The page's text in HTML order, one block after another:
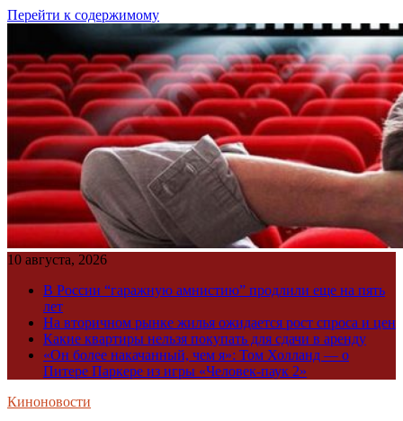
Перейти к содержимому
10 августа, 2026
В России “гаражную амнистию” продлили еще на пять
лет
На вторичном рынке жилья ожидается рост спроса и цен
Какие квартиры нельзя покупать для сдачи в аренду
«Он более накачанный, чем я»: Том Холланд — о
Питере Паркере из игры «Человек-паук 2»
Киноновости